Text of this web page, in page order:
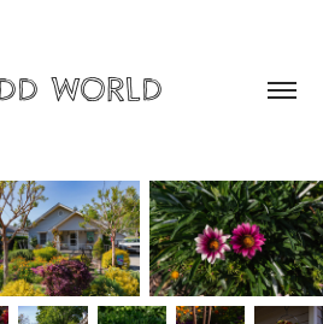
WORLD